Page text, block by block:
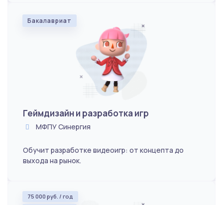
Бакалавриат
Геймдизайн и разработка игр
МФПУ Синергия
Обучит разработке видеоигр: от концепта до
выхода на рынок.
75 000 руб. / год